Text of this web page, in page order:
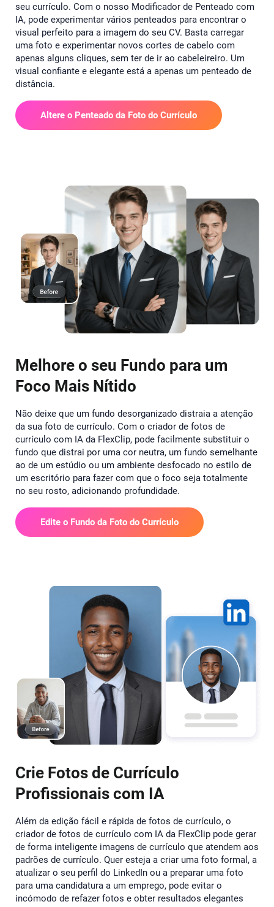
seu currículo. Com o nosso Modificador de Penteado com
IA, pode experimentar vários penteados para encontrar o
visual perfeito para a imagem do seu CV. Basta carregar
uma foto e experimentar novos cortes de cabelo com
apenas alguns cliques, sem ter de ir ao cabeleireiro. Um
visual confiante e elegante está a apenas um penteado de
distância.
Altere o Penteado da Foto do Currículo
Melhore o seu Fundo para um
Foco Mais Nítido
Não deixe que um fundo desorganizado distraia a atenção
da sua foto de currículo. Com o criador de fotos de
currículo com IA da FlexClip, pode facilmente substituir o
fundo que distrai por uma cor neutra, um fundo semelhante
ao de um estúdio ou um ambiente desfocado no estilo de
um escritório para fazer com que o foco seja totalmente
no seu rosto, adicionando profundidade.
Edite o Fundo da Foto do Currículo
Crie Fotos de Currículo
Profissionais com IA
Além da edição fácil e rápida de fotos de currículo, o
criador de fotos de currículo com IA da FlexClip pode gerar
de forma inteligente imagens de currículo que atendem aos
padrões de currículo. Quer esteja a criar uma foto formal, a
atualizar o seu perfil do LinkedIn ou a preparar uma foto
para uma candidatura a um emprego, pode evitar o
incómodo de refazer fotos e obter resultados elegantes